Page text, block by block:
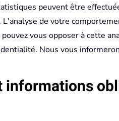
peuvent être
de votre
vous opposer à cette
Nous vous
informations